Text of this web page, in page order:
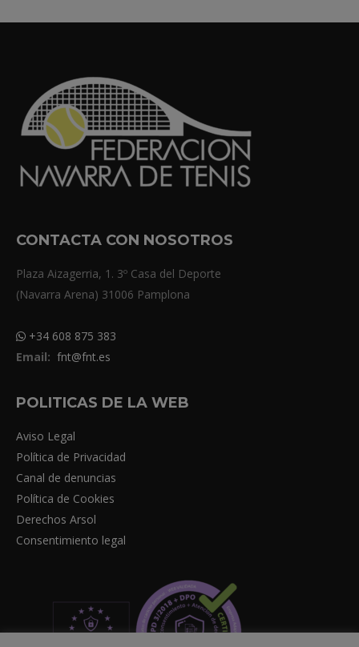
CONTACTA CON NOSOTROS
Plaza Aizagerria, 1. 3º Casa del Deporte
(Navarra Arena) 31006 Pamplona
+34 608 875 383
Email: fnt@fnt.es
POLITICAS DE LA WEB
Aviso Legal
Política de Privacidad
Canal de denuncias
Política de Cookies
Derechos Arsol
Consentimiento legal